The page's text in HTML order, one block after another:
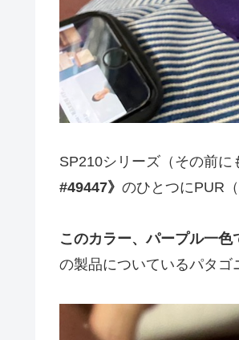
SP210シリーズ（その前に
#49447》 のひとつにPUR
このカラー、パープル一色
の製品についているパタゴ